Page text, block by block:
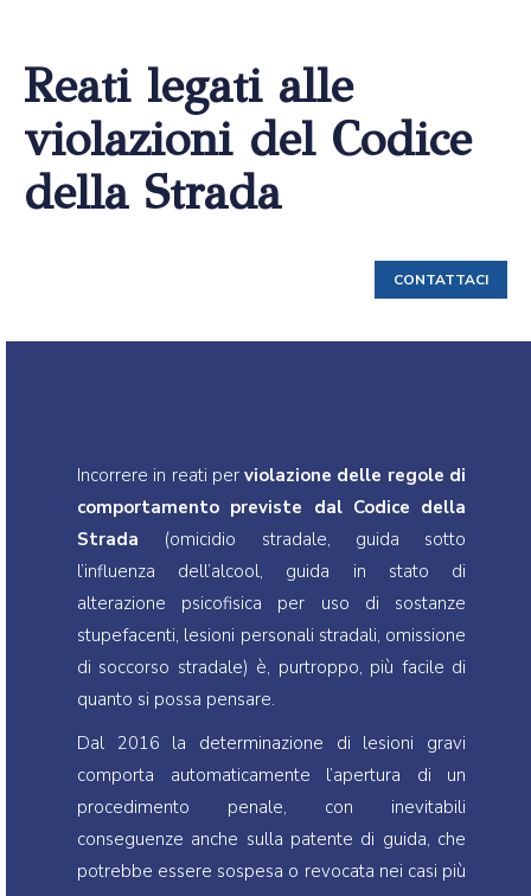
Reati legati alle
violazioni del Codice
della Strada
CONTATTACI
Incorrere in reati perviolazione delle regole di
comportamento previste dal Codice della
Strada (omicidio stradale, guida sotto
l’influenza dell’alcool, guida in stato di
alterazione psicofisica per uso di sostanze
stupefacenti, lesioni personali stradali, omissione
di soccorso stradale) è, purtroppo, più facile di
quanto si possa pensare.
Dal 2016 la determinazione di lesioni gravi
comporta automaticamente l’apertura di un
procedimento penale, con inevitabili
conseguenze anche sulla patente di guida, che
potrebbe essere sospesa o revocata nei casi più